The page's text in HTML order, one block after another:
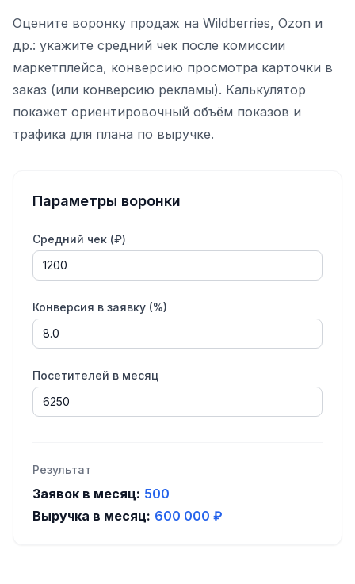
Оцените воронку продаж на Wildberries, Ozon и
др.: укажите средний чек после комиссии
маркетплейса, конверсию просмотра карточки в
заказ (или конверсию рекламы). Калькулятор
покажет ориентировочный объём показов и
трафика для плана по выручке.
Параметры воронки
Средний чек (₽)
Конверсия в заявку (%)
Посетителей в месяц
Результат
Заявок в месяц: 500
Выручка в месяц: 600 000 ₽